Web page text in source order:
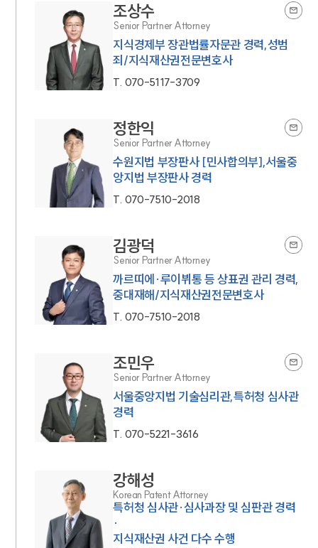
조상수
Senior Partner Attorney
지식경제부 장관법률자문관 경력,성범
죄/지식재산권전문변호사
T. 070-5117-3709
정한익
Senior Partner Attorney
수원지법 부장판사 [민사합의부],서울중
앙지법 부장판사 경력
T. 070-7510-2018
김광덕
Senior Partner Attorney
까르띠에·루이뷔통 등 상표권 관리 경력,
중대재해/지식재산권전문변호사
T. 070-7510-2018
조민우
Senior Partner Attorney
서울중앙지법 기술심리관,특허청 심사관
경력
T. 070-5221-3616
강해성
Korean Patent Attorney
특허청 심사관·심사과장 및 심판관 경력
·
지식재산권 사건 다수 수행